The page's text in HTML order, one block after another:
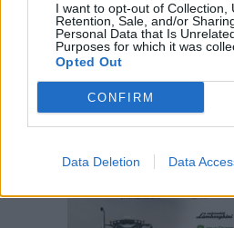
I want to opt-out of Collection,
Retention, Sale, and/or
Personal Data that Is
Purposes for which it was
Opted Out
CONFIRM
Data Deletion Data